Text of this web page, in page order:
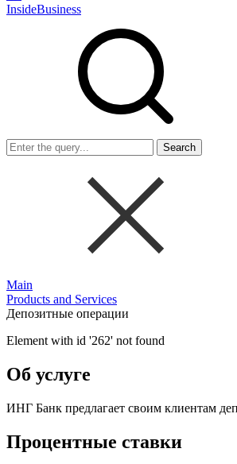
InsideBusiness
Search
Main
Products and Services
Депозитные операции
Element with id '262' not found
Об услуге
ИНГ Банк предлагает своим клиентам
Процентные ставки